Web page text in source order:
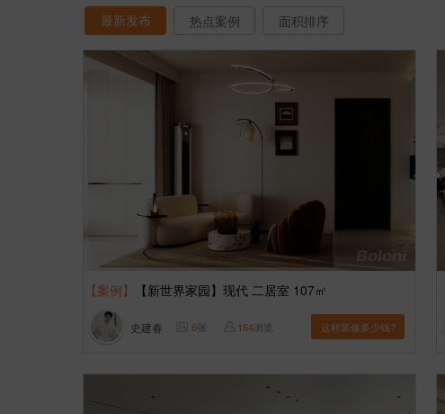
最新发布 热点案例 面积排序
【案例】 【新世界家园】现代 二居室 107㎡
史建春 6张 164浏览 这样装修多少钱?